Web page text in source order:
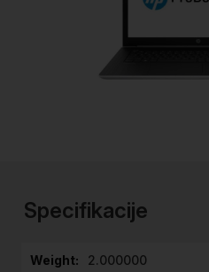
začetek
galerije
Specifikacije
2.000000